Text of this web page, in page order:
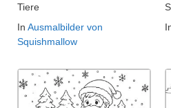
Tiere
In Ausmalbilder von
Squishmallow